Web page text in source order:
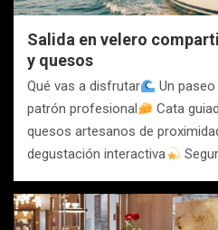
Salida en velero
y quesos
Qué vas a disfrutar
Un
patrón profesional
Cata
quesos artesanos de
degustación interactiva